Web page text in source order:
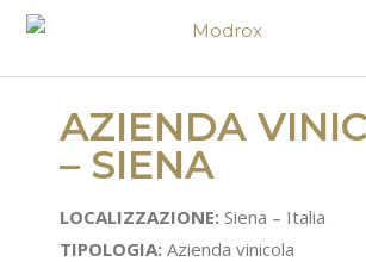
AZIENDA
– SIENA
LOCALIZZAZIONE: Siena – Italia
TIPOLOGIA: Azienda vinicola